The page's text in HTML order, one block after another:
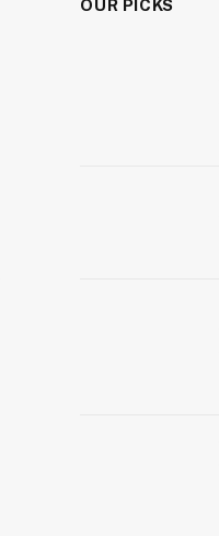
OUR PICKS